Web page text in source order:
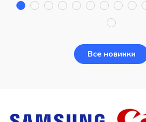
Все новинки